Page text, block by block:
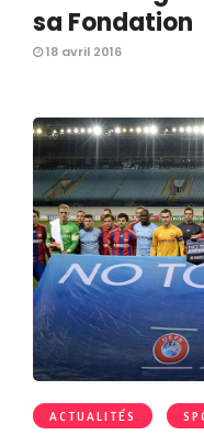
sa Fondation
18 avril 2016
ACTUALITÉS